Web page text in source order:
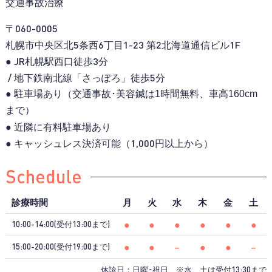
交通事故治療
〒060-0005
札幌市中央区北5条西6丁目1-23 第2北海道通信ビル1F
● JR札幌駅西口徒歩3分
/ 地下鉄南北線「さっぽろ」徒歩5分
● 駐車場あり（交通事故･美容鍼は1時間無料、 車高160cm
まで）
● 近隣に有料駐車場あり
● キャッシュレス決済可能（1,000円以上から）
Schedule
診療時間 月 火 水 木 金 土
10:00-14:00(受付13:00まで) ● ● ● ● ● ●
15:00-20:00(受付19:00まで) ● ● − ● ● −
休診日：日曜･祝日 ※水、土は受付13:30まで